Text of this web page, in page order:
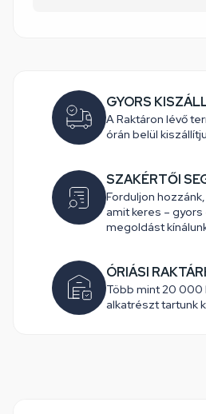
GYORS
A Raktáron lévő
órán belül
SZAKÉRTŐI
Forduljon
amit keres –
megoldást
ÓRIÁSI
Több mint 20 000
alkatrészt tartunk